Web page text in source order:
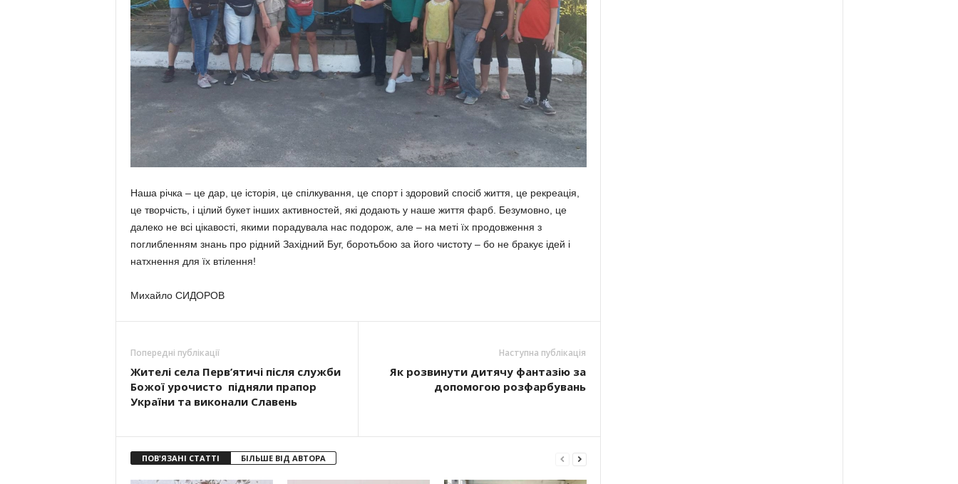
Наша річка – це дар, це історія, це спіл­кування, це спорт і здоровий спосіб життя, це рекреація,
це творчість, і цілий букет інших активностей, які додають у наше життя фарб. Безумовно, це
далеко не всі цікавості, якими порадувала нас подорож, але – на меті їх продовження з
поглибленням знань про рідний Західний Буг, боротьбою за його чистоту – бо не бракує ідей і
натх­нення для їх втілення!
Михайло СИДОРОВ
Попередні публікації
Жителі села Перв’ятичі після служби
Божої урочисто підняли прапор
України та виконали Славень
Наступна публікація
Як розвинути дитячу фантазію за
допомогою розфарбувань
ПОВ'ЯЗАНІ СТАТТІ БІЛЬШЕ ВІД АВТОРА